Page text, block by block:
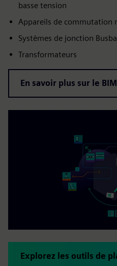
basse tension
Appareils de commutation
Systèmes de jonction
Transformateurs
En savoir plus sur le BIM
Explorez les outils de